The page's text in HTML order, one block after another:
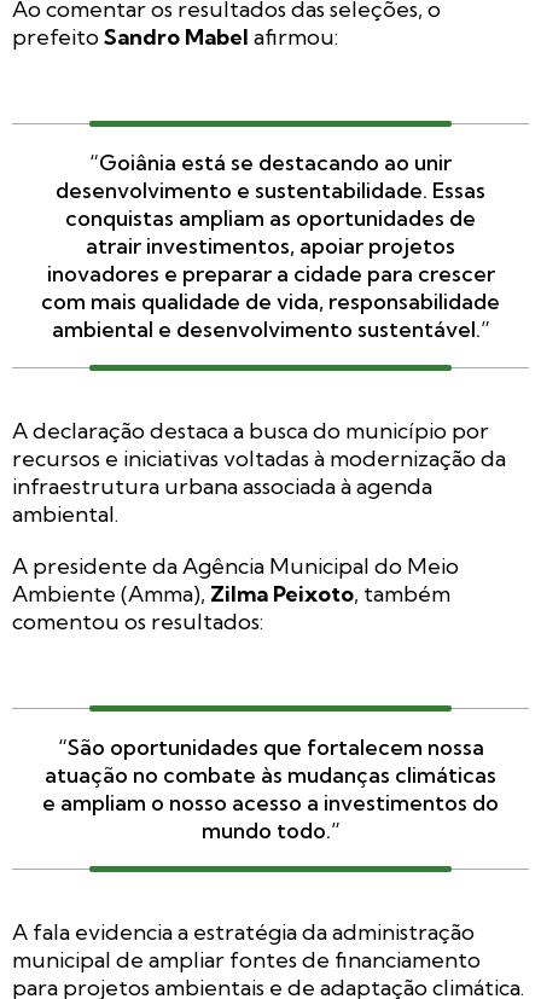
Ao comentar os resultados das seleções, o
prefeitoSandro Mabel afirmou:
“Goiânia está se destacando ao unir
desenvolvimento e sustentabilidade. Essas
conquistas ampliam as oportunidades de
atrair investimentos, apoiar projetos
inovadores e preparar a cidade para crescer
com mais qualidade de vida, responsabilidade
ambiental e desenvolvimento sustentável.”
A declaração destaca a busca do município por
recursos e iniciativas voltadas à modernização da
infraestrutura urbana associada à agenda
ambiental.
A presidente da Agência Municipal do Meio
Ambiente (Amma), Zilma Peixoto, também
comentou os resultados:
“São oportunidades que fortalecem nossa
atuação no combate às mudanças climáticas
e ampliam o nosso acesso a investimentos do
mundo todo.”
A fala evidencia a estratégia da administração
municipal de ampliar fontes de financiamento
para projetos ambientais e de adaptação climática.